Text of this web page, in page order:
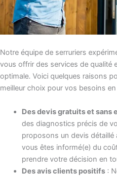
Notre équipe de serruriers
vous offrir des services de qualité
optimale. Voici quelques raisons
meilleur choix pour vos besoins
Des devis gratuits et sans
des diagnostics précis de
proposons un devis
vous êtes informé(e) du
prendre votre décision en
Des avis clients positifs: